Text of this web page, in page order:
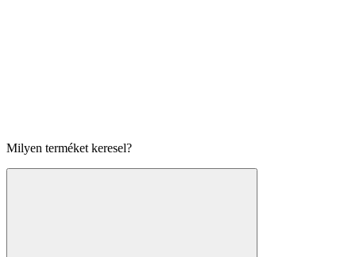
Milyen terméket keresel?